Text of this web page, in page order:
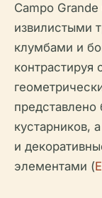
Campo
извилистыми
клумбами и
представлено
кустарников,
и
элементами (